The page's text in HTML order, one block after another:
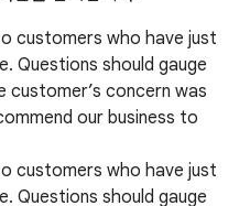
customers who have just
Questions should gauge
concern was
our business to
customers who have just
Questions should gauge